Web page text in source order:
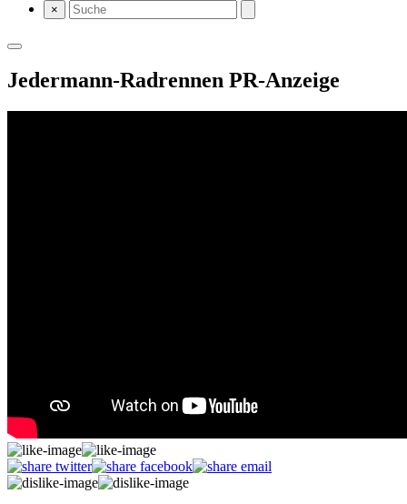
×
Jedermann-Radrennen PR-Anzeige